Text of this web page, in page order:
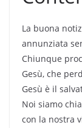
La buona
annunziata
Chiunque
Gesù, che
Gesù è il
Noi siamo
con la nostra